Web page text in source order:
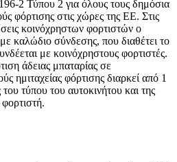
2 Τύπου 2 για όλους τους δημόσια
φόρτισης στις χώρες της ΕΕ. Στις
κοινόχρηστων φορτιστών ο
καλώδιο σύνδεσης, που διαθέτει το
με κοινόχρηστους φορτιστές.
άδειας μπαταρίας σε
ημιταχείας φόρτισης διαρκεί από 1
τύπου του αυτοκινήτου και της